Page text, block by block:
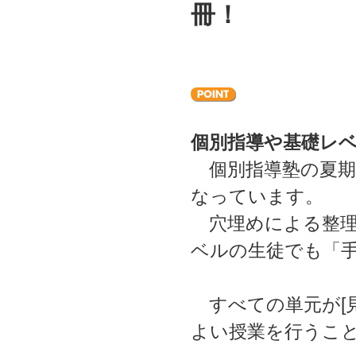
冊！
個別指導や基礎レ
個別指導塾の夏
なっています。
穴埋めによる整
ベルの生徒でも「
すべての単元が[
よい授業を行うこ